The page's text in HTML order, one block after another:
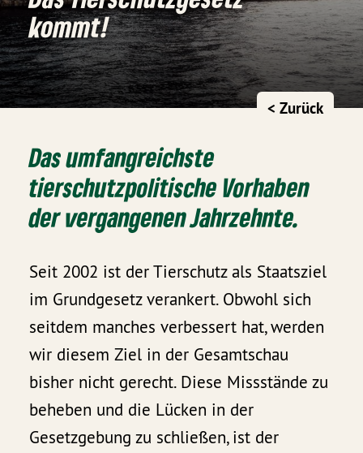
kommt!
< Zurück
Das umfangreichste
tierschutzpolitische Vorhaben
der vergangenen Jahrzehnte.
Seit 2002 ist der Tierschutz als Staatsziel
im Grundgesetz verankert. Obwohl sich
seitdem manches verbessert hat, werden
wir diesem Ziel in der Gesamtschau
bisher nicht gerecht. Diese Missstände zu
beheben und die Lücken in der
Gesetzgebung zu schließen, ist der